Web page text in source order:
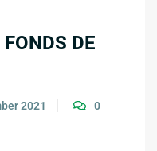
DE
2021
0